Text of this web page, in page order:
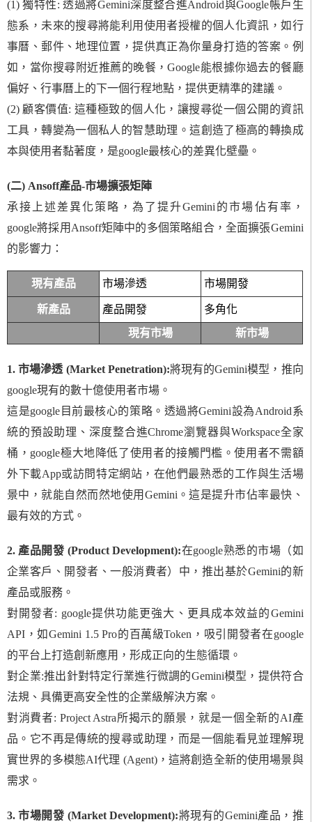
(1) 獨特性: 透過將Gemini深度整合進Android與Google帳戶生
態系，未來的搜尋將能利用使用者授權的個人化資訊，如行
事曆、郵件、地理位置，提供真正為你量身打造的答案。例
如，當你搜尋附近推薦的晚餐，Google能根據你過去的餐廳
偏好、行事曆上的下一個行程地點，提供更精準的建議。
(2) 顧客價值: 這種極致的個人化，讓搜尋從一個公開的資訊
工具，轉變為一個私人的智慧助理。這創造了極高的轉換成
本與使用者黏著度，是google最核心的差異化壁壘。
(二) Ansoff產品-市場擴張矩陣
承接上述差異化策略，為了提升Gemini的市場佔有率，
google將採用Ansoff矩陣中的多個策略組合，全面擴張Gemini
的影響力：
現有產品 市場滲透 市場開發
新產品 產品開發
多角化
現有市場
新市場
1. 市場滲透 (Market Penetration):將現有的Gemini模型，推向
google現有的數十億使用者市場。
這是google目前最核心的策略。透過將Gemini設為Android系
統的預設助理、深度整合進Chrome瀏覽器與Workspace全家
桶，google極大地降低了使用者的接觸門檻。使用者不需額
外下載App或訪問特定網站，在他們最熟悉的工作與生活場
景中，就能自然而然地使用Gemini。這是提升市佔率最快、
最有效的方式。
2. 產品開發 (Product Development):在google熟悉的市場（如
企業客戶、開發者、一般消費者）中，推出基於Gemini的新
產品或服務。
對開發者: google提供功能更強大、更具成本效益的Gemini
API，如Gemini 1.5 Pro的百萬級Token，吸引開發者在google
的平台上打造創新應用，形成正向的生態循環。
對企業:推出針對特定行業進行微調的Gemini模型，提供符合
法規、具備更高安全性的企業級解決方案。
對消費者: Project Astra所揭示的願景，就是一個全新的AI產
品。它不再是傳統的搜尋或助理，而是一個能看見並理解現
實世界的多模態AI代理 (Agent)，這將創造全新的使用場景與
需求。
3. 市場開發 (Market Development):將現有的Gemini產品，推